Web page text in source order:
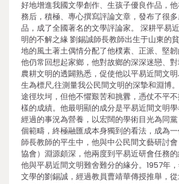
好地增進我國文學創作、生孩子優良作品，
務后，積極、專心撰寫評論文章，發布了很
品，成了全國著名的文學評論家。 深耕平易
明的不解之緣 劉錫誠師長教師出生于山東的
地的風土著土偶情分配了他樸素、正派、堅
他仍常回想起家鄉，他對故鄉的深深迷戀、
農耕文明的透闢熟悉，促使他以平易近間文
生為標尺,往測量我公民間文明的深摯和淵博
途徑坎坷，但他不懼艱苦和挑釁，憑仗不平
樣的成績。他最明顯的成分是平易近間文明
經過的事況為營養，以宏闊的學術目光為同
個範疇，終極融匯成本身獨到的看法，成為
師長教師的平生中，他與中公民間文藝研討
協會）淵源頗深，他兩度到平易近研會任務
他與平易近間文明難舍難分的緣分。1957年
文學的劉錫誠，經過教員曹靖華傳授推舉，